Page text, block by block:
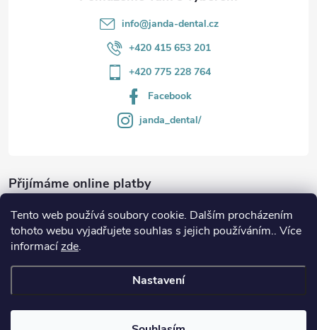
Tento web používá soubory cookie. Dalším procházením
tohoto webu vyjadřujete souhlas s jejich používáním.. Více
informacízde.
Nastavení
info@janda-dental.cz
+420 415 653 201
+420 775 228 764
Facebook
janda_dental/
Přijímáme online platby
Copyright 2026JANDA-DENTAL.cz. Všechna práva vyhrazena.